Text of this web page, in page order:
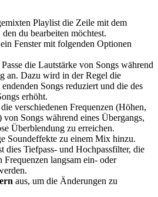
Playlist die Zeile mit dem
du bearbeiten möchtest.
Fenster mit folgenden Optionen
Passe die Lautstärke von Songs während
an. Dazu wird in der Regel die
Songs reduziert und die des
erhöht.
verschiedenen Frequenzen (Höhen,
Songs während eines Übergangs,
Überblendung zu erreichen.
Soundeffekte zu einem Mix hinzu.
dies Tiefpass- und Hochpassfilter, die
Frequenzen langsam ein- oder
aus, um die Änderungen zu